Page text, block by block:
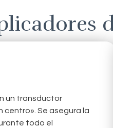
un transductor
centro». Se asegura la
todo el